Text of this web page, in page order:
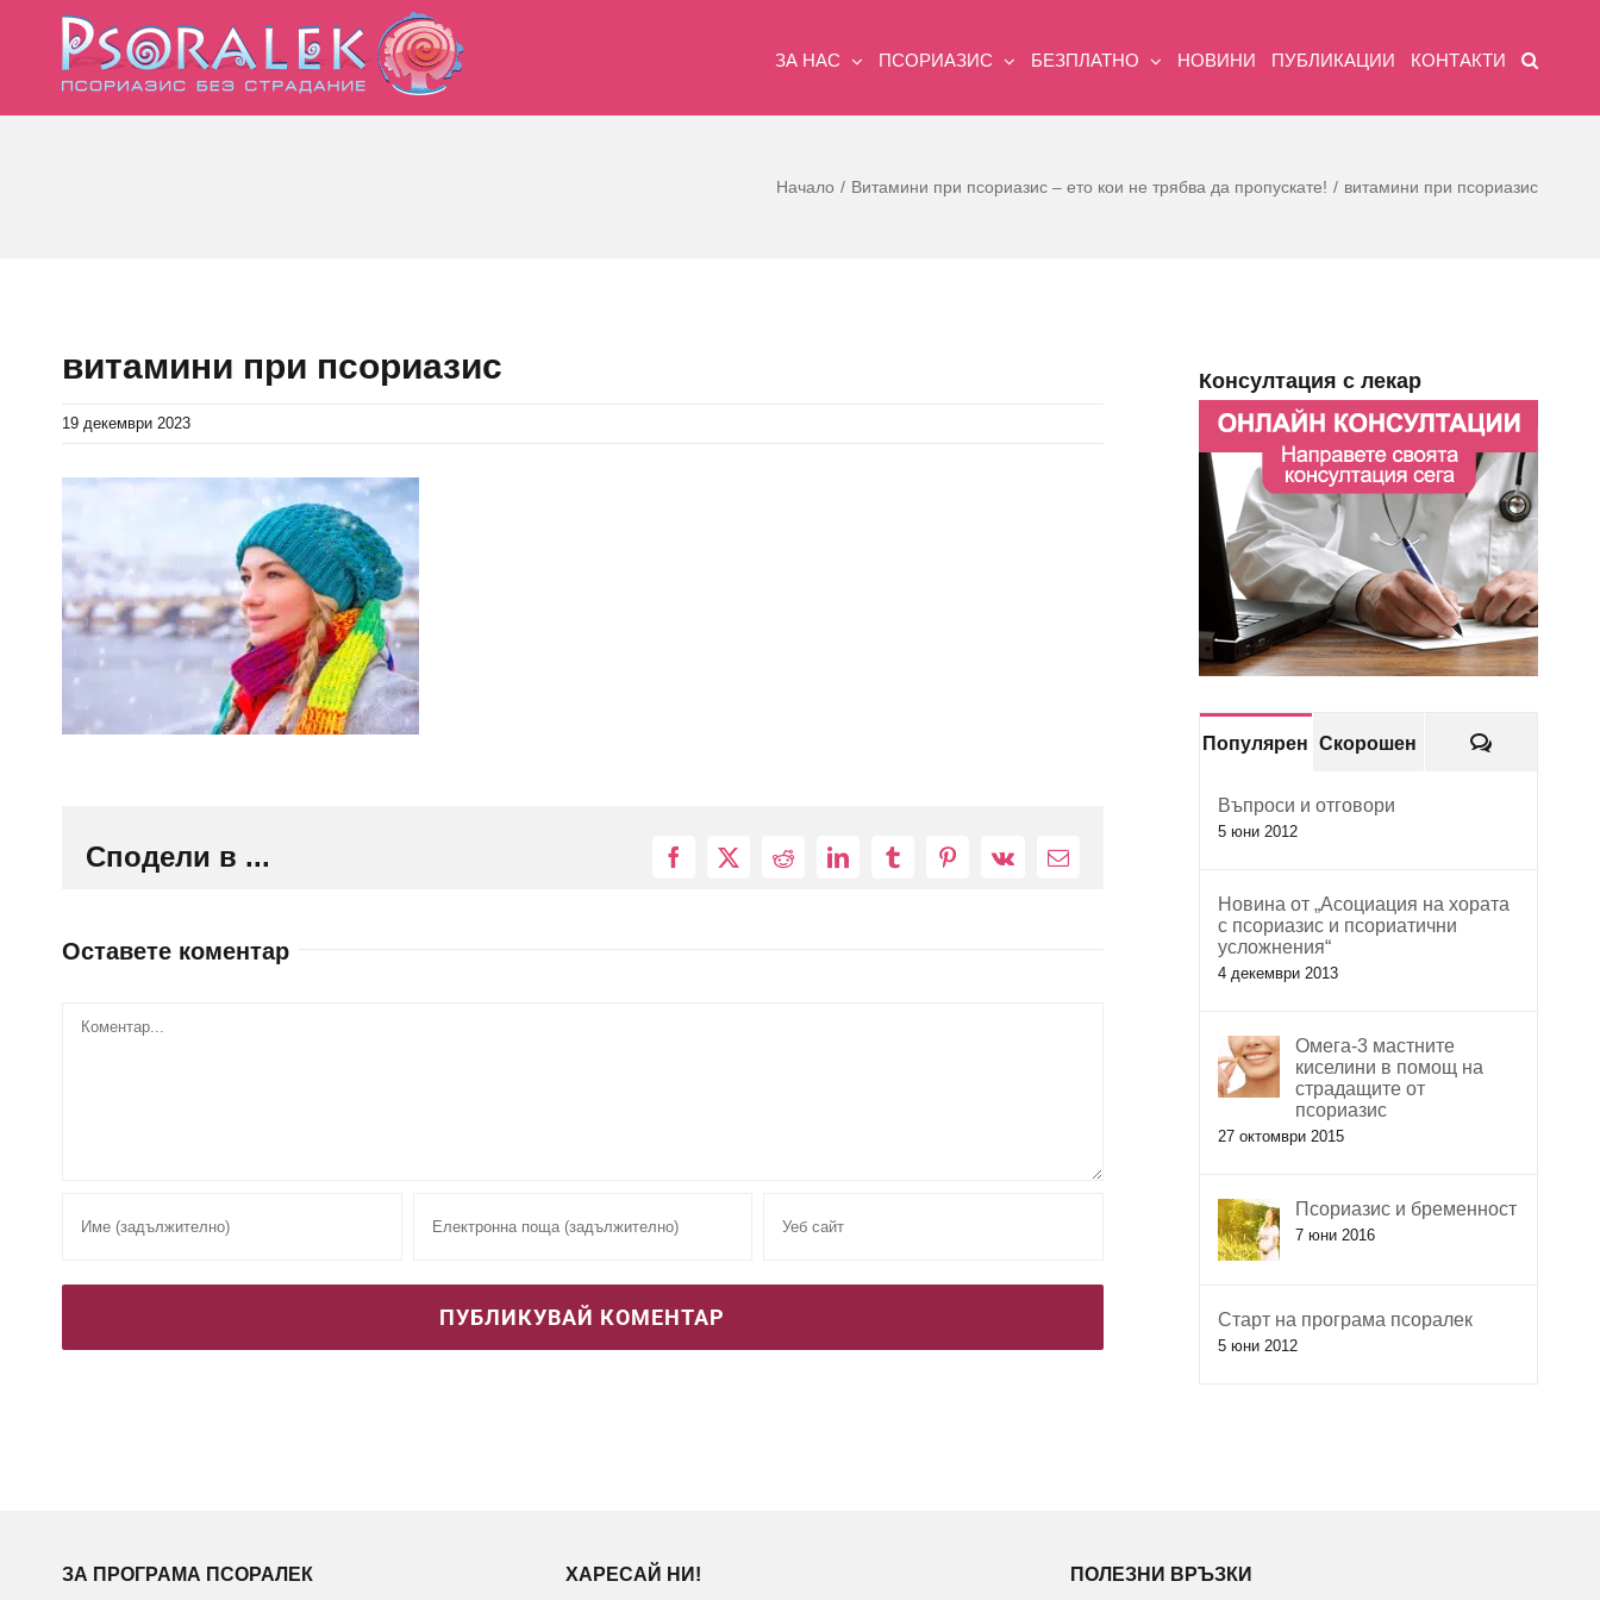
ЗА НАС ПСОРИАЗИС БЕЗПЛАТНО НОВИНИ ПУБЛИКАЦИИ КОНТАКТИ
Начало Витамини при псориазис – ето кои не трябва да пропускате! витамини при псориазис
витамини при псориазис
19 декември 2023
Сподели в ... Facebook
X RedditLinkedInTumblrPinterest
Vk
Електронна
Оставете коментар
Консултация с лекар
Популярен Скорошен Коментари
Въпроси и отговори
5 юни 2012
Новина от „Асоциация на хората
с псориазис и псориатични
усложнения“
4 декември 2013
Омега-3 мастните
киселини в помощ на
страдащите от
псориазис
27 октомври 2015
Псориазис и бременност
7 юни 2016
Старт на програма псоралек
5 юни 2012
ЗА ПРОГРАМА ПСОРАЛЕК ХАРЕСАЙ НИ! ПОЛЕЗНИ ВРЪЗКИ